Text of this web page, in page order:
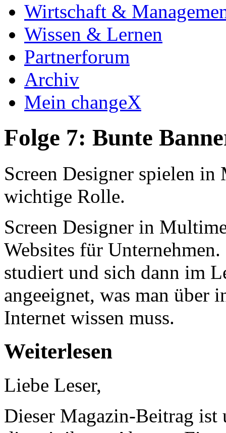
Wirtschaft &
Wissen & Lernen
Partnerforum
Archiv
Mein changeX
Folge 7: Bunte
Screen Designer spielen
wichtige Rolle.
Screen Designer in
Websites für
studiert und sich dann im
angeeignet, was man über
Internet wissen muss.
Weiterlesen
Liebe Leser,
Dieser Magazin-Beitrag ist